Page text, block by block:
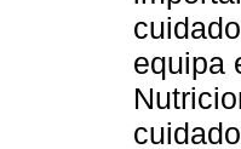
equipa